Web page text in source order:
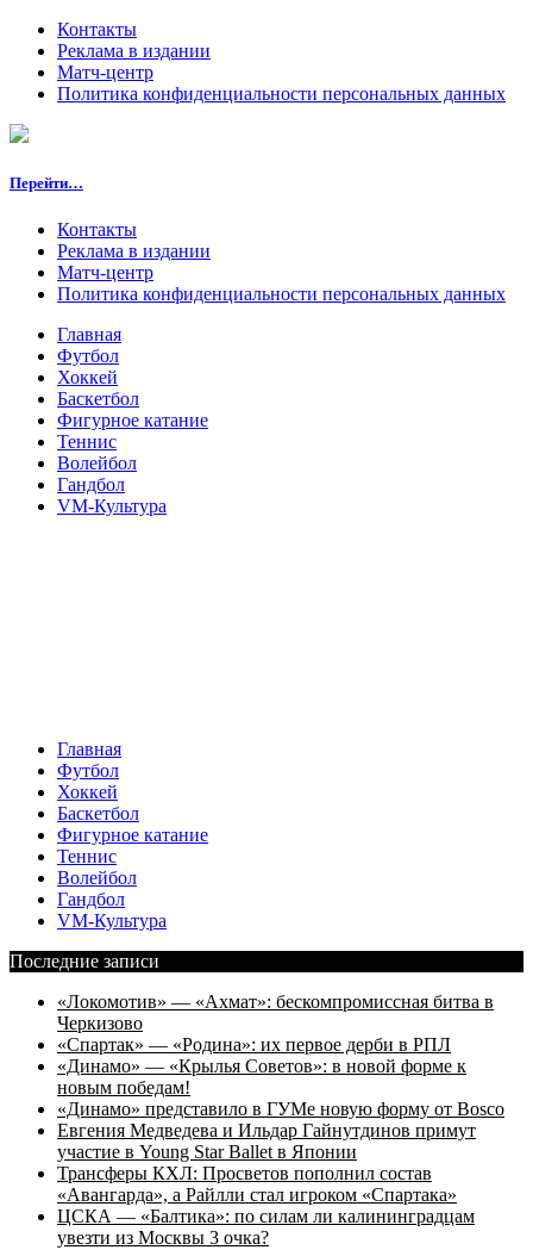
Контакты
Реклама в издании
Матч-центр
Политика конфиденциальности персональных данных
Перейти…
Контакты
Реклама в издании
Матч-центр
Политика конфиденциальности персональных данных
Главная
Футбол
Хоккей
Баскетбол
Фигурное катание
Теннис
Волейбол
Гандбол
VM-Культура
Главная
Футбол
Хоккей
Баскетбол
Фигурное катание
Теннис
Волейбол
Гандбол
VM-Культура
Последние записи
«Локомотив» — «Ахмат»: бескомпромиссная битва в
Черкизово
«Спартак» — «Родина»: их первое дерби в РПЛ
«Динамо» — «Крылья Советов»: в новой форме к
новым победам!
«Динамо» представило в ГУМе новую форму от Bosco
Евгения Медведева и Ильдар Гайнутдинов примут
участие в Young Star Ballet в Японии
Трансферы КХЛ: Просветов пополнил состав
«Авангарда», а Райлли стал игроком «Спартака»
ЦСКА — «Балтика»: по силам ли калининградцам
увезти из Москвы 3 очка?